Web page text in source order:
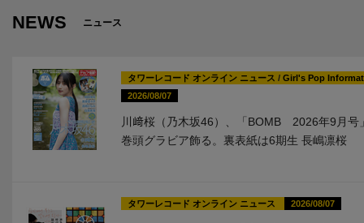
NEWS ニュース
タワーレコード オンライン ニュース / Girl's Pop
2026/08/07
川﨑桜（乃木坂46）、「BOMB 2026年9月号
巻頭グラビア飾る。裏表紙は6期生 長嶋凛桜
タワーレコード オンライン ニュース 2026/08/07